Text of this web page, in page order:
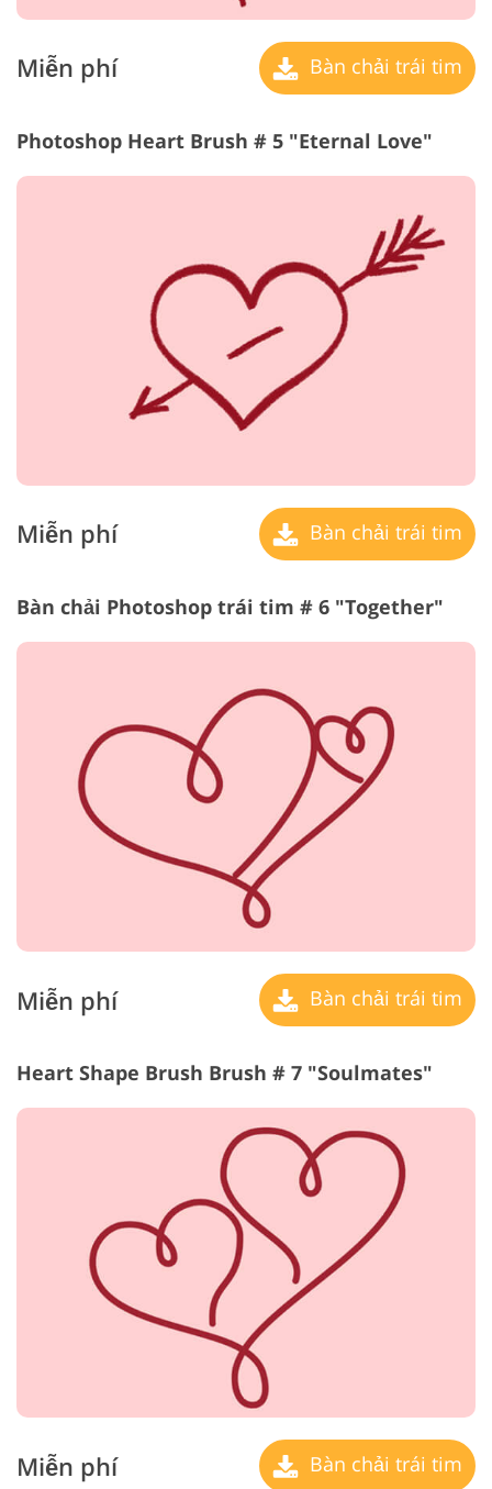
Miễn phí Bàn chải trái tim
Photoshop Heart Brush # 5 "Eternal Love"
Miễn phí Bàn chải trái tim
Bàn chải Photoshop trái tim # 6 "Together"
Miễn phí Bàn chải trái tim
Heart Shape Brush Brush # 7 "Soulmates"
Miễn phí Bàn chải trái tim